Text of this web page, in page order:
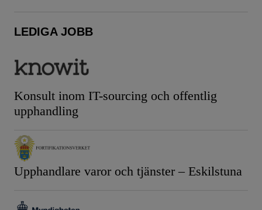
LEDIGA JOBB
Konsult inom IT-sourcing och offentlig
upphandling
Upphandlare varor och tjänster – Eskilstuna